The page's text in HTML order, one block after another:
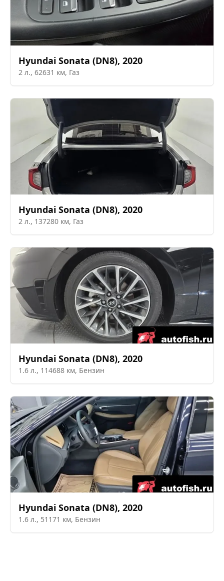
Hyundai Sonata (DN8), 2020
2 л., 62631 км, Газ
Hyundai Sonata (DN8), 2020
2 л., 137280 км, Газ
Hyundai Sonata (DN8), 2020
1.6 л., 114688 км, Бензин
Hyundai Sonata (DN8), 2020
1.6 л., 51171 км, Бензин